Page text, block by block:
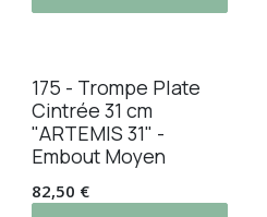
175 - Trompe Plate
Cintrée 31 cm
"ARTEMIS 31" -
Embout Moyen
82,50 €